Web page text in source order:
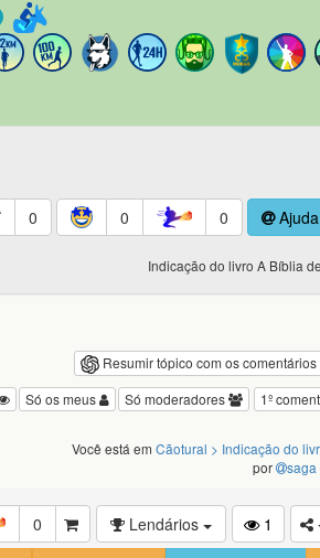
0 0 0
Indicação do livro A Bíblia
Resumir tópico com os comentários
1º
Só moderadores
Só os meus
Você está em Cãotural > Indicação do
por
saga
0 Lendários
1